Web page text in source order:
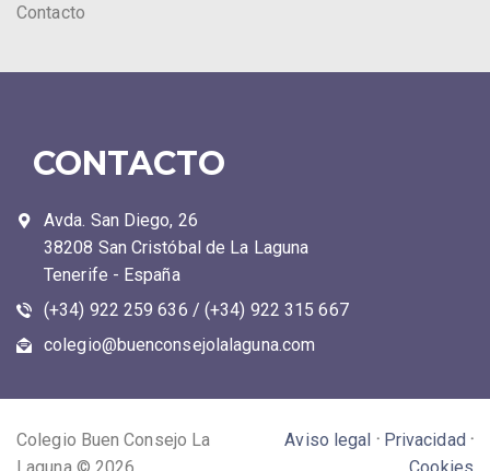
Contacto
CONTACTO
Avda. San Diego, 26
38208 San Cristóbal de La Laguna
Tenerife - España
(+34) 922 259 636 / (+34) 922 315 667
colegio@buenconsejolalaguna.com
Colegio Buen Consejo La
Aviso legal · Privacidad ·